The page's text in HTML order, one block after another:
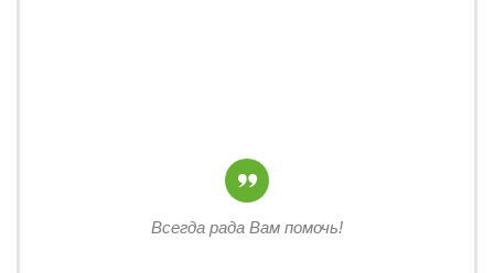
Всегда рада Вам помочь!